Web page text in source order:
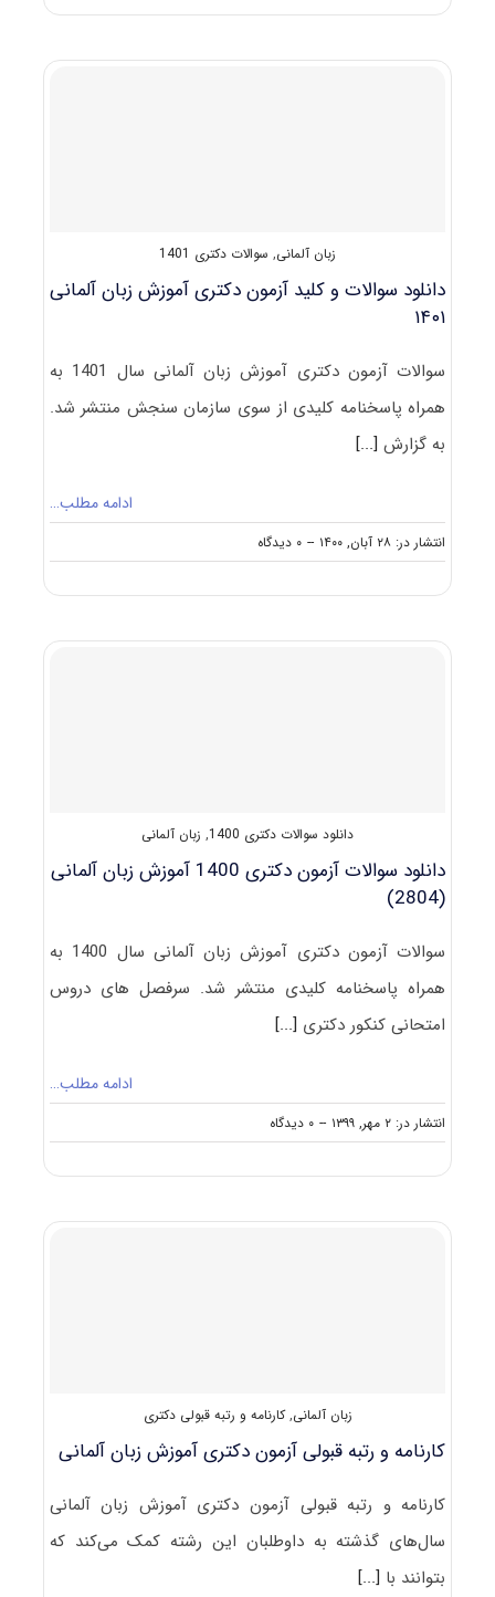
زﺑﺎن
زبان آلمانی, سوالات دکتری 1401
دانلود سوالات و کلید آزمون دکتری آموزش زبان آلمانی
۱۴۰۱
سوالات آزمون دکتری آموزش زبان آلمانی سال 1401 به
همراه پاسخنامه کلیدی از سوی سازمان سنجش منتشر شد.
به گزارش[...]
ادامه مطلب…
انتشار در: ۲۸ آبان, ۱۴۰۰ -- ۰ دیدگاه
on
دانلود
آزمون
دانلود سوالات دکتری 1400 , زبان آلمانی
دانلود سوالات آزمون دکتری 1400 آموزش زبان آلمانی
(2804)
سوالات آزمون دکتری آموزش زبان آلمانی سال 1400 به
همراه پاسخنامه کلیدی منتشر شد. سرفصل های دروس
امتحانی کنکور دکتری [...]
ادامه مطلب…
انتشار در: ۲ مهر, ۱۳۹۹ -- ۰ دیدگاه
on
دانلود
۱۴۰۰
زبان آلمانی,کارنامه و رتبه قبولی دکتری
کارنامه و رتبه قبولی آزمون دکتری آﻣﻮزش زﺑﺎن آﻟﻤﺎنی
کارنامه و رتبه قبولی آزمون دکتری آﻣﻮزش زﺑﺎن آﻟﻤﺎنی
سال‌های گذشته به داوطلبان این رشته کمک می‌کند که
بتوانند با [...]